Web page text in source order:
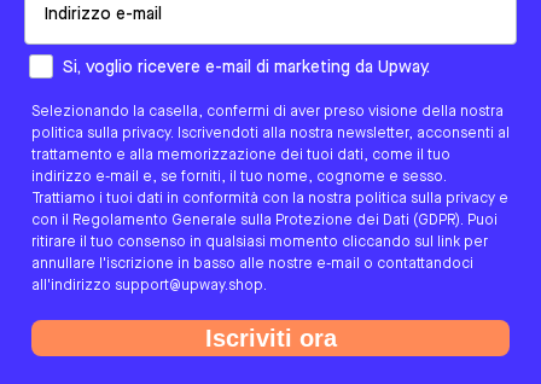
Come preferisci essere contattato/a?
Si, voglio ricevere e-mail di marketing da Upway.
Selezionando la casella, confermi di aver preso visione della nostra
politica sulla privacy. Iscrivendoti alla nostra newsletter, acconsenti al
trattamento e alla memorizzazione dei tuoi dati, come il tuo
indirizzo e-mail e, se forniti, il tuo nome, cognome e sesso.
Trattiamo i tuoi dati in conformità con la nostra politica sulla privacy e
con il Regolamento Generale sulla Protezione dei Dati (GDPR). Puoi
ritirare il tuo consenso in qualsiasi momento cliccando sul link per
annullare l'iscrizione in basso alle nostre e-mail o contattandoci
all'indirizzo support@upway.shop.
Iscriviti ora